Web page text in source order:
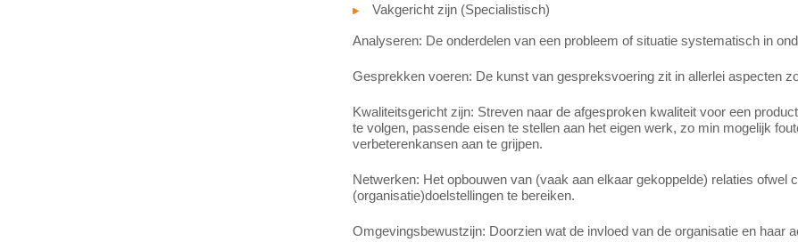
Vakgericht zijn (Specialistisch)
Analyseren: De onderdelen van een probleem of situatie systematisch in
Gesprekken voeren: De kunst van gespreksvoering zit in allerlei aspecten
Kwaliteitsgericht zijn: Streven naar de afgesproken kwaliteit voor een
te volgen, passende eisen te stellen aan het eigen werk, zo min mogelijk
verbeterenkansen aan te grijpen.
Netwerken: Het opbouwen van (vaak aan elkaar gekoppelde) relaties ofwel
(organisatie)doelstellingen te bereiken.
Omgevingsbewustzijn: Doorzien wat de invloed van de organisatie en haar